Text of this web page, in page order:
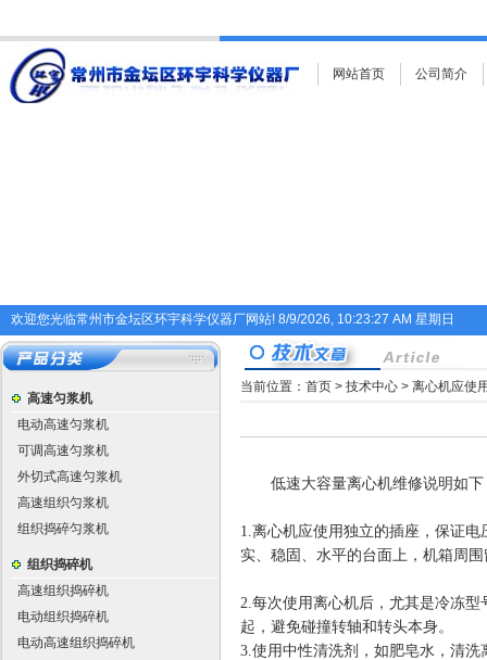
网站首页 公司简介
欢迎您光临常州市金坛区环宇科学仪器厂网站! 8/9/2026, 10:23:27 AM 星期日
高速匀浆机
电动高速匀浆机
可调高速匀浆机
外切式高速匀浆机
高速组织匀浆机
组织捣碎匀浆机
组织捣碎机
高速组织捣碎机
电动组织捣碎机
电动高速组织捣碎机
当前位置： 首页 > 技术中心 > 离心机应使
低速大容量离心机维修说明如下
1.离心机应使用独立的插座，保证
实、稳固、水平的台面上，机箱周
2.每次使用离心机后，尤其是冷冻
起，避免碰撞转轴和转头本身。
3.使用中性清洗剂，如肥皂水，清